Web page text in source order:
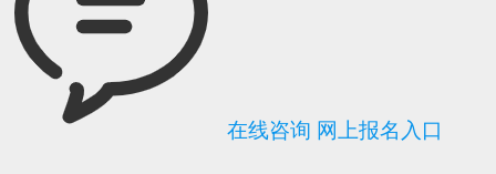
在线咨询 网上报名入口